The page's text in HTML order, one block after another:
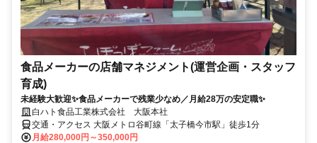
食品メーカーの店舗マネジメント(運営企画・スタッフ
育成)
未経験大歓迎✨食品メーカーで残業少なめ／月給28万の安定職✨
白ハト食品工業株式会社 大阪本社
交通・アクセス 大阪メトロ谷町線「太子橋今市駅」徒歩1分
月給280,000円～350,000円